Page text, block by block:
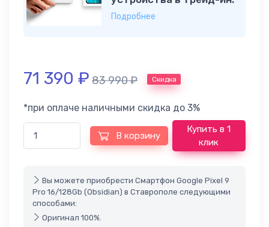
Подробнее
71 390 ₽ 83 990₽ Скидка
*при оплаче наличными скидка до 3%
В корзину
Купить в 1
клик
Вы можете приобрести Смартфон Google Pixel 9
Pro 16/128Gb (Obsidian) в Ставрополе следующими
способами:
Оригинал 100%.